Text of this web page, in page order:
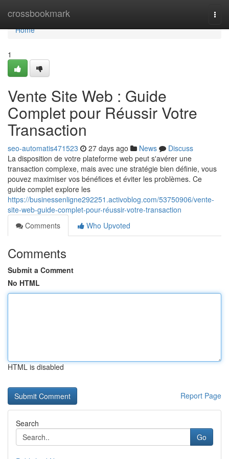
crossbookmark
Home
Home
1
Vente Site Web : Guide
Complet pour Réussir Votre
Transaction
seo-automatis471523 27 days ago News
Discuss
La disposition de votre plateforme web peut s'avérer une
transaction complexe, mais avec une stratégie bien définie, vous
pouvez maximiser vos bénéfices et éviter les problèmes. Ce
guide complet explore les
https://businessenligne292251.activoblog.com/53750906/vente-
site-web-guide-complet-pour-réussir-votre-transaction
Comments
Who Upvoted
Comments
Submit a Comment
No HTML
HTML is disabled
Report Page
Search
Go